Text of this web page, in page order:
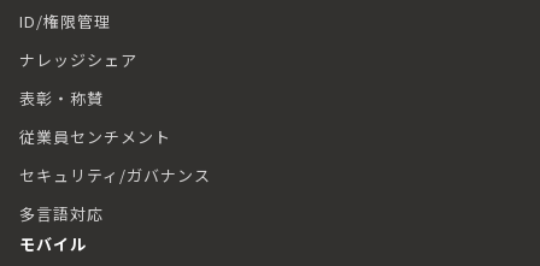
ID/権限管理
ナレッジシェア
表彰・称賛
従業員センチメント
セキュリティ/ガバナンス
多言語対応
モバイル